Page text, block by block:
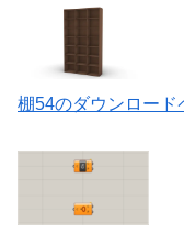
棚54のダウンロード